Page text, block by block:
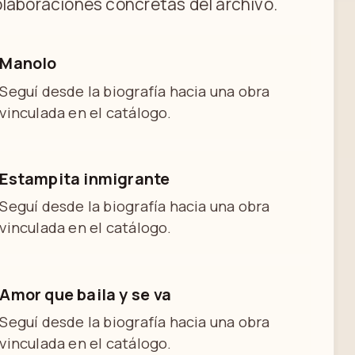
Manolo
Seguí desde la biografía hacia una obra
vinculada en el catálogo.
Estampita inmigrante
Seguí desde la biografía hacia una obra
vinculada en el catálogo.
Amor que baila y se va
Seguí desde la biografía hacia una obra
vinculada en el catálogo.